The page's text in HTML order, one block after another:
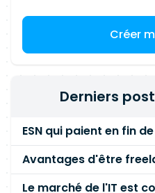
Créer
Derniers
Avantages d'être